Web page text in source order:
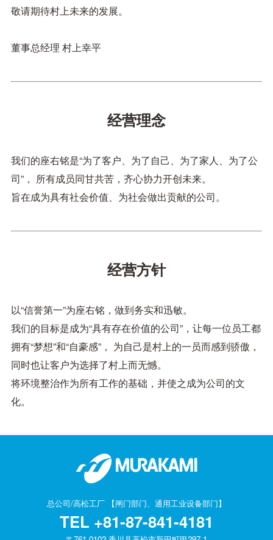
敬请期待村上未来的发展。
董事总经理 村上幸平
经营理念
我们的座右铭是“为了客户、为了自己、为了家人、为了公
司”， 所有成员同甘共苦，齐心协力开创未来。
旨在成为具有社会价值、为社会做出贡献的公司。
经营方针
以“信誉第一”为座右铭，做到务实和迅敏。
我们的目标是成为“具有存在价值的公司”，让每一位员工都
拥有“梦想”和“自豪感”， 为自己是村上的一员而感到骄傲，
同时也让客户为选择了村上而无憾。
将环境整治作为所有工作的基础，并使之成为公司的文
化。
总公司/高松工厂 【闸门部门、通用工业设备部门】
TEL +81-87-841-4181